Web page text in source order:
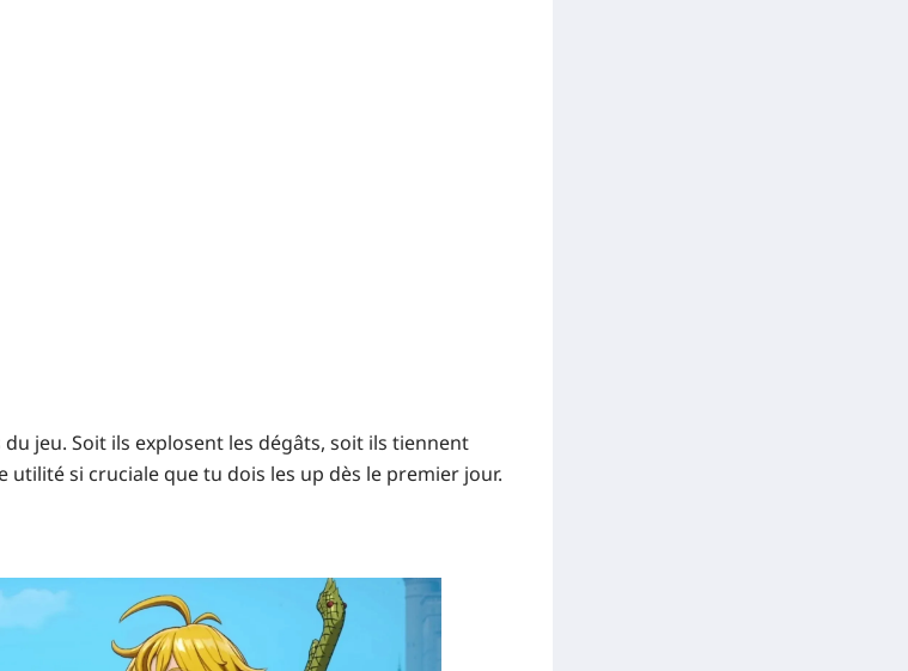
jeu. Soit ils explosent les dégâts, soit ils tiennent
si cruciale que tu dois les up dès le premier jour.